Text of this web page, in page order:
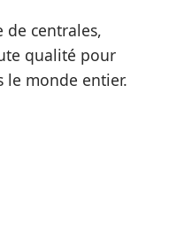
de centrales,
qualité pour
le monde entier.